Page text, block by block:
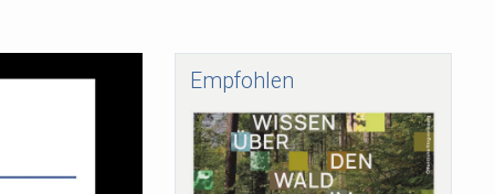
Empfohlen